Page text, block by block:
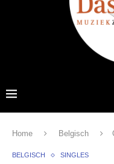
Home Belgisch
BELGISCH SINGLES